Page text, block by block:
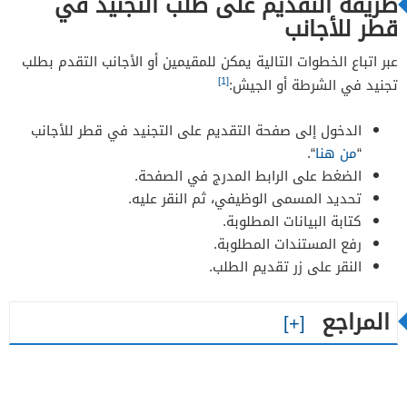
قطر للأجانب
عبر اتباع الخطوات التالية يمكن للمقيمين أو الأجانب التقدم بطلب
تجنيد في الشرطة أو الجيش:[1]
الدخول إلى صفحة التقديم على التجنيد في قطر للأجانب
“من هنا“.
الضغط على الرابط المدرج في الصفحة.
تحديد المسمى الوظيفي، ثم النقر عليه.
كتابة البيانات المطلوبة.
رفع المستندات المطلوبة.
النقر على زر تقديم الطلب.
المراجع